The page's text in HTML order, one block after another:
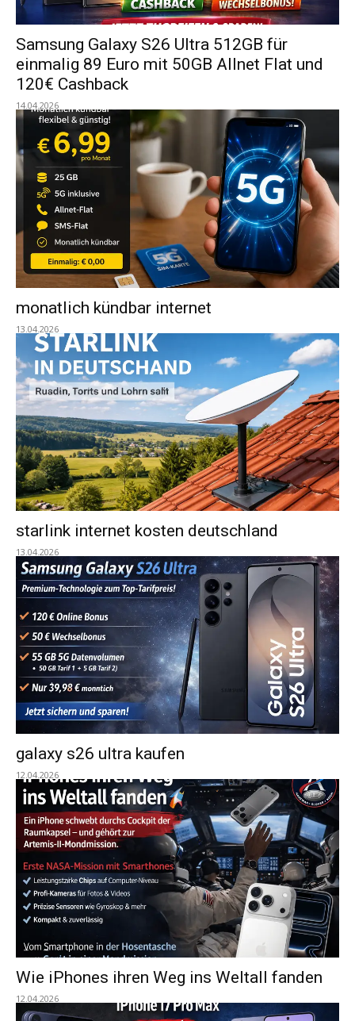
Samsung Galaxy S26 Ultra 512GB für
einmalig 89 Euro mit 50GB Allnet Flat und
120€ Cashback
14.04.2026
monatlich kündbar internet
13.04.2026
starlink internet kosten deutschland
13.04.2026
galaxy s26 ultra kaufen
12.04.2026
Wie iPhones ihren Weg ins Weltall fanden
12.04.2026